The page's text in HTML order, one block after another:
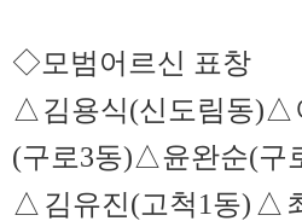
◇모범어르신 표창
△김용식(신도림동)△
(구로3동)△윤완순(구
△김유진(고척1동)△